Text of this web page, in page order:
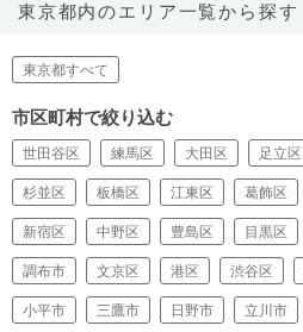
東京都内のエリア一覧から探す
東京都すべて
市区町村で絞り込む
世田谷区 練馬区 大田区 足立区
杉並区 板橋区 江東区 葛飾区
新宿区 中野区 豊島区 目黒区
調布市 文京区 港区 渋谷区
小平市 三鷹市 日野市 立川市